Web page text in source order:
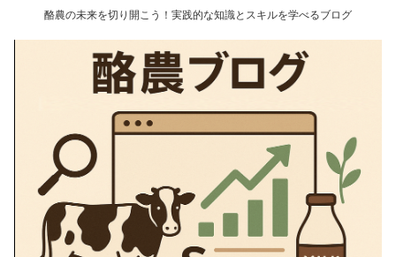
酪農の未来を切り開こう！実践的な知識とスキルを学べるブログ